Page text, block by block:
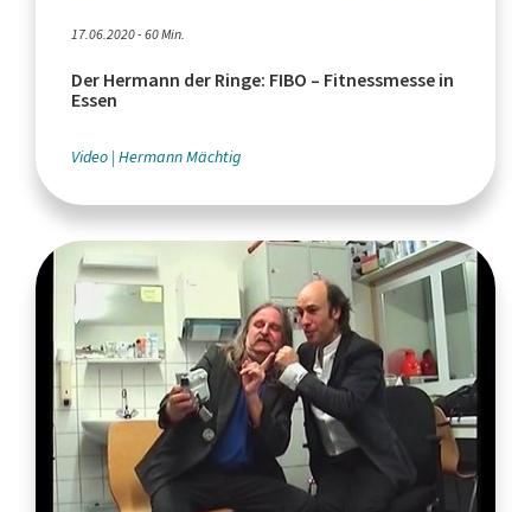
17.06.2020 - 60 Min.
Der Hermann der Ringe: FIBO – Fitnessmesse in
Essen
Video Hermann Mächtig